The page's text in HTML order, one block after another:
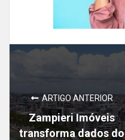
ARTIGO ANTERIOR
Zampieri Imóveis
transforma dados do